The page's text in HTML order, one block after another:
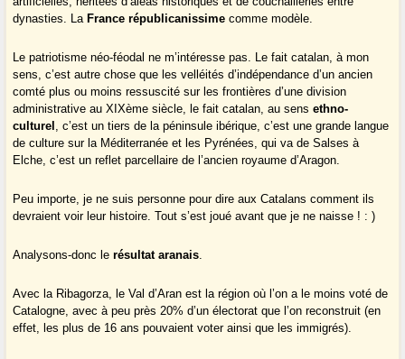
dynasties. LaFrance républicanissime comme modèle.
Le patriotisme néo-féodal ne m’intéresse pas. Le fait catalan, à mon
sens, c’est autre chose que les velléités d’indépendance d’un ancien
comté plus ou moins ressuscité sur les frontières d’une division
administrative au XIXème siècle, le fait catalan, au sensethno-
culturel , c’est un tiers de la péninsule ibérique, c’est une grande langue
de culture sur la Méditerranée et les Pyrénées, qui va de Salses à
Elche, c’est un reflet parcellaire de l’ancien royaume d’Aragon.
Peu importe, je ne suis personne pour dire aux Catalans comment ils
devraient voir leur histoire. Tout s’est joué avant que je ne naisse ! : )
Analysons-donc lerésultat aranais.
Avec la Ribagorza, le Val d’Aran est la région où l’on a le moins voté de
Catalogne, avec à peu près 20% d’un électorat que l’on reconstruit (en
effet, les plus de 16 ans pouvaient voter ainsi que les immigrés).